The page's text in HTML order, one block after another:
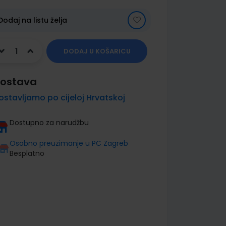
na listu želja
DODAJ U KOŠARICU
po cijeloj Hrvatskoj
Dostupno za narudžbu
Osobno preuzimanje u PC Zagreb
Besplatno